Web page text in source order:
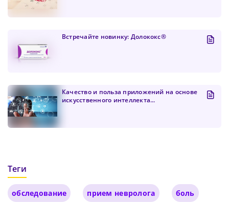
Подтвердите Пароль
Встречайте новинку: Долококс®
Качество и польза приложений на основе
искусственного интеллекта...
Теги
обследование прием невролога боль